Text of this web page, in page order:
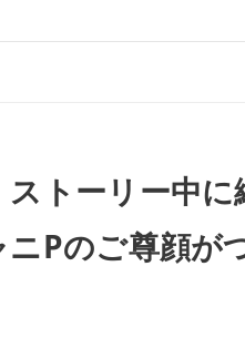
ストーリー中
Pのご尊顔が